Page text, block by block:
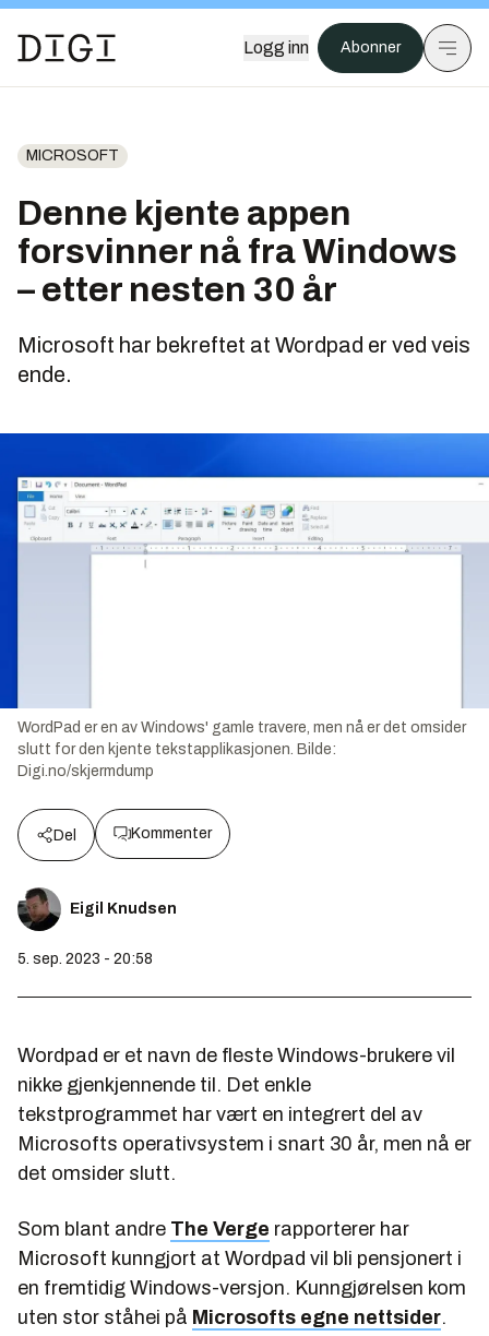
Logg inn Abonner
MICROSOFT
Denne kjente appen
forsvinner nå fra Windows
– etter nesten 30 år
Microsoft har bekreftet at Wordpad er ved veis
ende.
WordPad er en av Windows' gamle travere, men nå er det omsider
slutt for den kjente tekstapplikasjonen. Bilde:
Digi.no/skjermdump
Del Kommenter
Eigil Knudsen
5. sep. 2023 - 20:58
Wordpad er et navn de fleste Windows-brukere vil
nikke gjenkjennende til. Det enkle
tekstprogrammet har vært en integrert del av
Microsofts operativsystem i snart 30 år, men nå er
det omsider slutt.
Som blant andre The Verge rapporterer har
Microsoft kunngjort at Wordpad vil bli pensjonert i
en fremtidig Windows-versjon. Kunngjørelsen kom
uten stor ståhei på Microsofts egne nettsider.